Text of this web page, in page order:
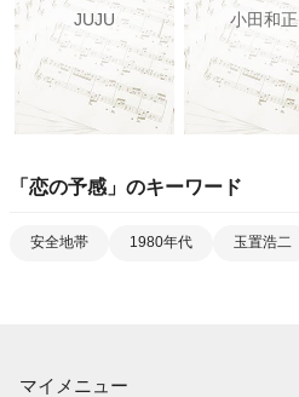
JUJU
小田和正
「 恋の予感 」のキーワード
安全地帯 1980年代 玉置浩二
マイメニュー